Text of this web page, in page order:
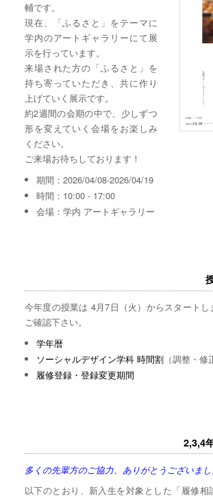
輔です。
現在、「ふるさと」をテーマに
学内のアートギャラリーにて展
示を行っています。
来場された方の「ふるさと」を
持ち寄っていただき、共に作り
上げていく展示です。
約2週間の会期の中で、少しずつ
形を変えていく会場をお楽しみ
ください。
ご来場お待ちしております！
期間：2026/04/08-2026/04/19
時間：10:00 - 17:00
会場：学内 アートギャラリー
今年度の授業は 4月7日（火）からスタート
ご確認下さい。
学年暦
ソーシャルデザイン学科 時間割 （調整・修
履修登録・登録変更期間
2,3,4
多くの先輩方のご協力、ありがとうございまし
以下のとおり、新入生を対象とした「履修相